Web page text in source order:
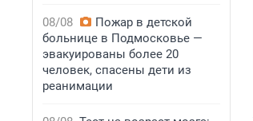
08/08
Пожар в детской
больнице в Подмосковье —
эвакуированы более 20
человек, спасены дети из
реанимации